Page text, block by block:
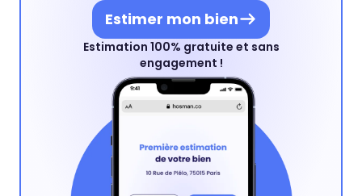
Estimer mon bien
Estimation 100% gratuite et sans
engagement !